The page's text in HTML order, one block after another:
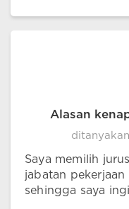
aman dan mudah
Alasan
Saya memilih
jabatan
sehingga saya